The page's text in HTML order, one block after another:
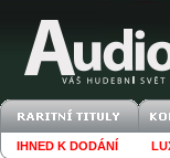
IHNED K DODÁNÍ